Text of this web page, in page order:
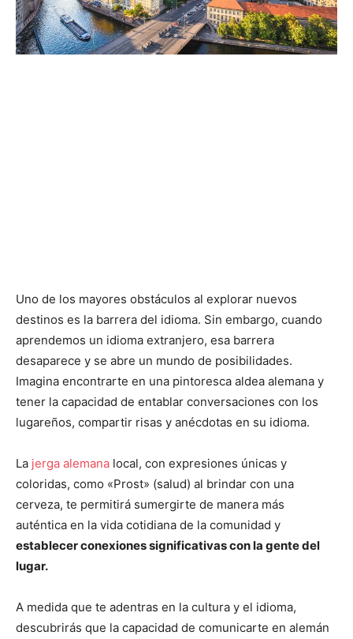
Uno de los mayores obstáculos al explorar nuevos
destinos es la barrera del idioma. Sin embargo, cuando
aprendemos un idioma extranjero, esa barrera
desaparece y se abre un mundo de posibilidades.
Imagina encontrarte en una pintoresca aldea alemana y
tener la capacidad de entablar conversaciones con los
lugareños, compartir risas y anécdotas en su idioma.
La jerga alemana local, con expresiones únicas y
coloridas, como «Prost» (salud) al brindar con una
cerveza, te permitirá sumergirte de manera más
auténtica en la vida cotidiana de la comunidad y
establecer conexiones significativas con la gente del
lugar.
A medida que te adentras en la cultura y el idioma,
descubrirás que la capacidad de comunicarte en alemán